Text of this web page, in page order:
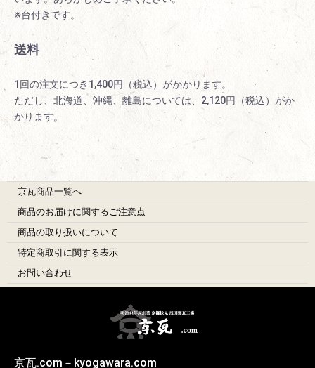
※台付きです。
送料
1回の注文につき1,400円（税込）がかかります。
ただし、北海道、沖縄、離島については、2,120円（税込）がか
かります。
京瓦商品一覧へ
商品のお届けに関するご注意点
商品の取り扱いについて
特定商取引に関する表示
お問い合わせ
京瓦.com －kyogawara.com